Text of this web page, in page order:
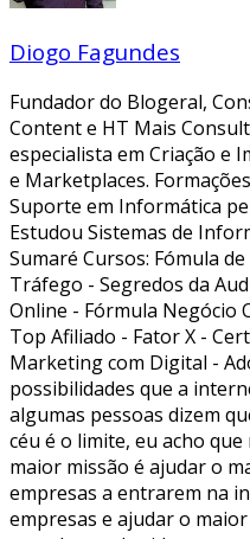
Diogo Fagundes
Fundador do Blogeral,
Content e HT Mais
especialista em Criação e
e Marketplaces.
Suporte em Informática
Estudou Sistemas de
Sumaré Cursos: Fómula
Tráfego - Segredos da
Online - Fórmula Negócio
Top Afiliado - Fator X -
Marketing com Digital -
possibilidades que a
algumas pessoas dizem
céu é o limite, eu acho
maior missão é ajudar o
empresas a entrarem na
empresas e ajudar o